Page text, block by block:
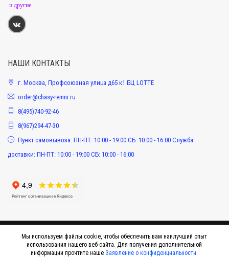
и другие
НАШИ КОНТАКТЫ
г. Москва, Профсоюзная улица д65 к1 БЦ LOTTE
order@chasy-remni.ru
8(495)740-92-46
8(967)294-47-30
Пункт самовывоза: ПН-ПТ: 10:00 - 19:00 СБ: 10:00 - 16:00 Служба
доставки: ПН-ПТ: 10:00 - 19:00 СБ: 10:00 - 16:00
Мы используем файлы cookie, чтобы обеспечить вам наилучший опыт
использования нашего веб-сайта. Для получения дополнительной
информации прочтите наше Заявление о конфиденциальности.